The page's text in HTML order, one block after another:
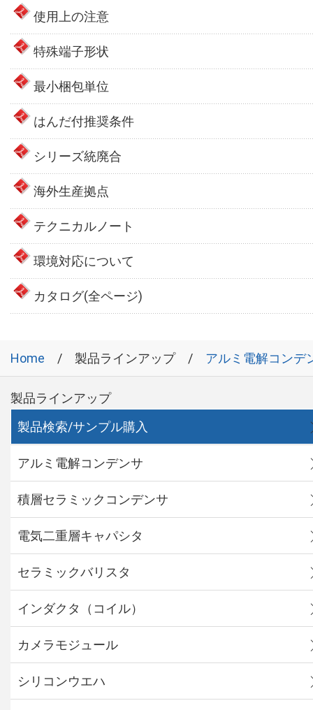
使用上の注意
特殊端子形状
最小梱包単位
はんだ付推奨条件
シリーズ統廃合
海外生産拠点
テクニカルノート
環境対応について
カタログ(全ページ)
Home 製品ラインアップ アルミ電解コンデ
製品ラインアップ
製品検索/サンプル購入
アルミ電解コンデンサ
積層セラミックコンデンサ
電気二重層キャパシタ
セラミックバリスタ
インダクタ（コイル）
カメラモジュール
シリコンウエハ